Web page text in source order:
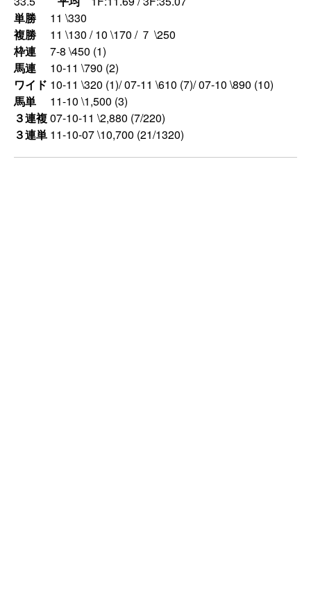
単勝
11 \330
複勝
11 \130 / 10 \170 / ７ \250
枠連
7-8 \450 (1)
馬連
10-11 \790 (2)
ワイド 10-11 \320 (1)/ 07-11 \610 (7)/ 07-10 \890 (10)
馬単
11-10 \1,500 (3)
３連複07-10-11 \2,880 (7/220)
３連単 11-10-07 \10,700 (21/1320)